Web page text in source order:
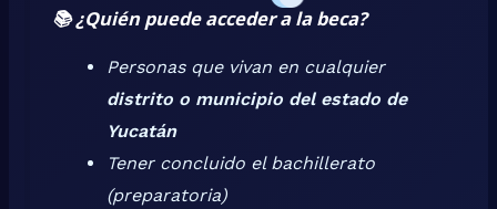
📚¿Quién puede acceder a la beca?
Personas que vivan en cualquier
distrito o municipio del estado de
Yucatán
Tener concluido el bachillerato
(preparatoria)